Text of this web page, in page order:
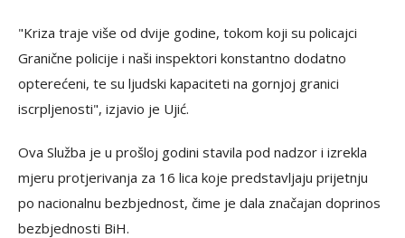
"Kriza traje više od dvije godine, tokom koji su policajci
Granične policije i naši inspektori konstantno dodatno
opterećeni, te su ljudski kapaciteti na gornjoj granici
iscrpljenosti", izjavio je Ujić.
Ova Služba je u prošloj godini stavila pod nadzor i izrekla
mjeru protjerivanja za 16 lica koje predstavljaju prijetnju
po nacionalnu bezbjednost, čime je dala značajan doprinos
bezbjednosti BiH.